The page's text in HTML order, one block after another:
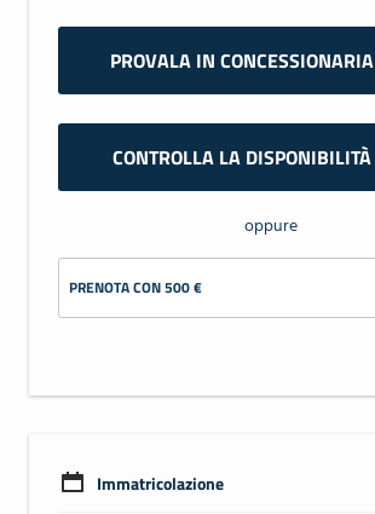
PROVALA IN CONCESSIONARIA
CONTROLLA LA DISPONIBILITÀ
oppure
PRENOTA CON 500 €
Immatricolazione